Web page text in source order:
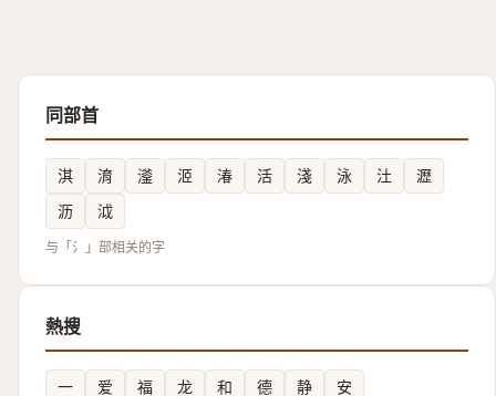
同部首
淇 淯 㵚 洍 湷 活 淺 泳 汢
瀝
沥
泧
与「氵」部相关的字
熱搜
一 爱 福 龙 和 德 静 安